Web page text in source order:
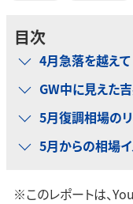
目次
4月急落を越えて
GW中に見えた
5月復調相場の
5月からの相場
※このレポートは、